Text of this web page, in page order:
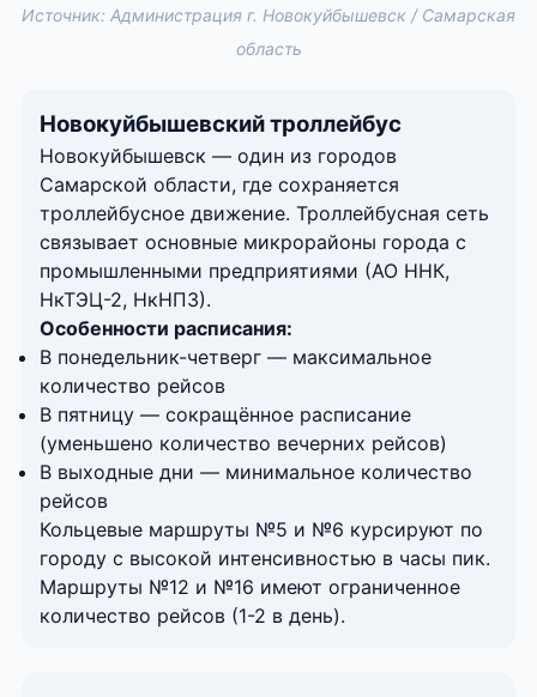
Источник: Администрация г. Новокуйбышевск / Самарская
область
Новокуйбышевский троллейбус
Новокуйбышевск — один из городов
Самарской области, где сохраняется
троллейбусное движение. Троллейбусная сеть
связывает основные микрорайоны города с
промышленными предприятиями (АО ННК,
НкТЭЦ-2, НкНПЗ).
Особенности расписания:
В понедельник-четверг — максимальное
количество рейсов
В пятницу — сокращённое расписание
(уменьшено количество вечерних рейсов)
В выходные дни — минимальное количество
рейсов
Кольцевые маршруты №5 и №6 курсируют по
городу с высокой интенсивностью в часы пик.
Маршруты №12 и №16 имеют ограниченное
количество рейсов (1-2 в день).